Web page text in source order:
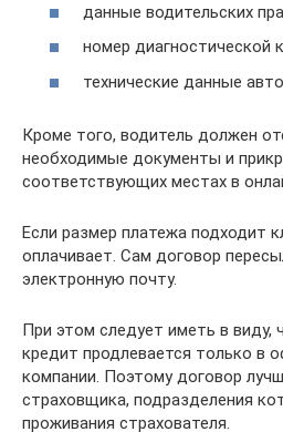
данные водительских
номер диагностической
технические данные
Кроме того, водитель должен
необходимые документы и
соответствующих местах в
Если размер платежа подходит
оплачивает. Сам договор
электронную почту.
При этом следует иметь в виду,
кредит продлевается только в
компании. Поэтому договор
страховщика, подразделения
проживания страхователя.